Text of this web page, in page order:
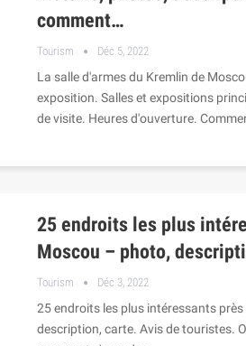
comment…
Tourism Déc 5, 2022
La salle d'armes du Kremlin de
exposition. Salles et expositions
de visite. Heures d'ouverture.
25 endroits les plus
Moscou – photo,
Tourism Déc 3, 2022
25 endroits les plus intéressants
description, carte. Avis de touristes.